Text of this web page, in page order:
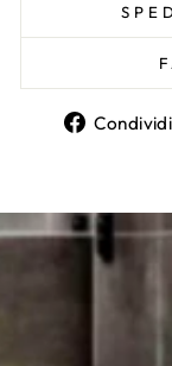
Condividi